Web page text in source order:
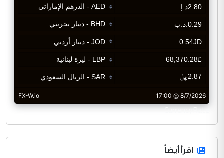
CurrencyRate
اقرأ أيضاً